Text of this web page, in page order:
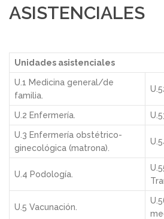
ASISTENCIALES
Unidades asistenciales
U.1 Medicina general/de
familia.
U.2 Enfermería.
U.3 Enfermería obstétrico-
ginecológica (matrona).
U.4 Podología.
U.5 Vacunación.